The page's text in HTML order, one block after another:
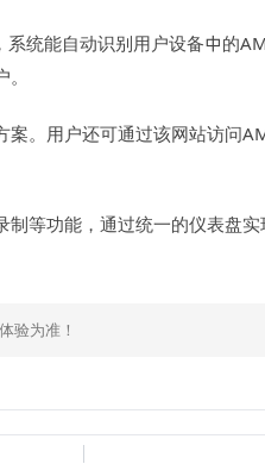
系统能自动识别用户设备中的
。用户还可通过该网站访问
制等功能，通过统一的仪表盘
验为准！